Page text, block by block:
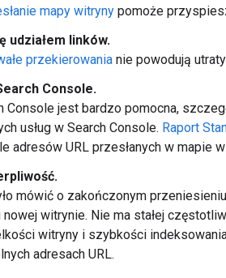
mapy witryny pomoże
udziałem linków.
przekierowania nie powodują
Console.
Console jest bardzo pomocna,
usług w Search Console. Raport
adresów URL przesłanych w mapie
mówić o zakończonym
i nowej witrynie. Nie ma stałej
witryny i szybkości
adresach URL.